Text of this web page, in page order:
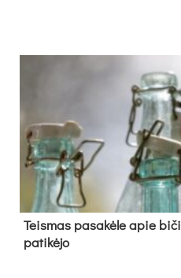
Teis­mas pa­sa­kė­le apie
pa­ti­kė­jo